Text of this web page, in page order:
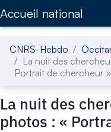
Accueil national
CNRS-Hebdo
La nuit des
Portrait de chercheur »
La nuit des
photos : «